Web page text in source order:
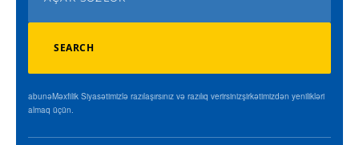
SEARCH
abunəMəxfilik Siyasətimizlə razılaşırsınız və razılıq verirsinizşirkətimizdən yenilikləri
almaq üçün.